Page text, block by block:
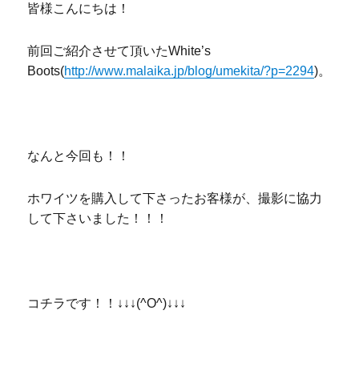
皆様こんにちは！
前回ご紹介させて頂いたWhite’s
Boots(http://www.malaika.jp/blog/umekita/?p=2294)。
なんと今回も！！
ホワイツを購入して下さったお客様が、撮影に協力
して下さいました！！！
コチラです！！↓↓↓(^O^)↓↓↓